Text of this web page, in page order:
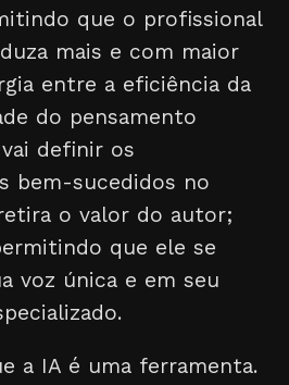
que o profissional
mais e com maior
entre a eficiência da
do pensamento
definir os
bem-sucedidos no
o valor do autor;
que ele se
voz única e em seu
a IA é uma ferramenta.